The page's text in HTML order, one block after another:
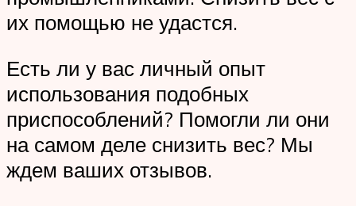
их помощью не удастся.
Есть ли у вас личный опыт
использования подобных
приспособлений? Помогли ли они
на самом деле снизить вес? Мы
ждем ваших отзывов.